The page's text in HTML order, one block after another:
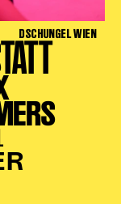
DSCHUNGEL WIEN